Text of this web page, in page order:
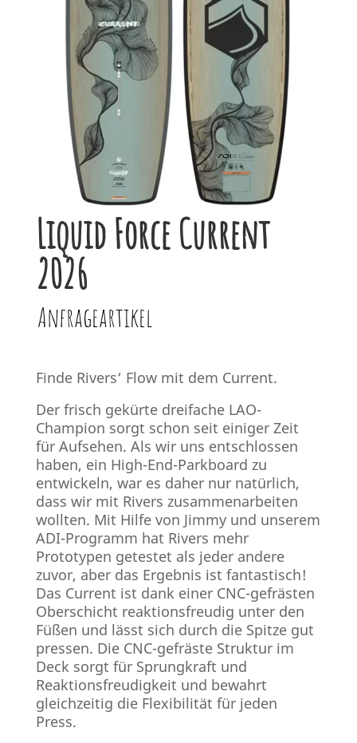
Liquid Force Current
2026
Anfrageartikel
Finde Rivers‘ Flow mit dem Current.
Der frisch gekürte dreifache LAO-
Champion sorgt schon seit einiger Zeit
für Aufsehen. Als wir uns entschlossen
haben, ein High-End-Parkboard zu
entwickeln, war es daher nur natürlich,
dass wir mit Rivers zusammenarbeiten
wollten. Mit Hilfe von Jimmy und unserem
ADI-Programm hat Rivers mehr
Prototypen getestet als jeder andere
zuvor, aber das Ergebnis ist fantastisch!
Das Current ist dank einer CNC-gefrästen
Oberschicht reaktionsfreudig unter den
Füßen und lässt sich durch die Spitze gut
pressen. Die CNC-gefräste Struktur im
Deck sorgt für Sprungkraft und
Reaktionsfreudigkeit und bewahrt
gleichzeitig die Flexibilität für jeden
Press.